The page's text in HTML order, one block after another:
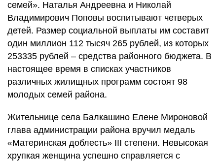
семей». Наталья Андреевна и Николай
Владимирович Поповы воспитывают четверых
детей. Размер социальной выплаты им составит
один миллион 112 тысяч 265 рублей, из которых
253335 рублей – средства районного бюджета. В
настоящее время в списках участников
различных жилищных программ состоят 98
молодых семей района.
Жительнице села Балкашино Елене Мироновой
глава администрации района вручил медаль
«Материнская доблесть» III степени. Невысокая
хрупкая женщина успешно справляется с